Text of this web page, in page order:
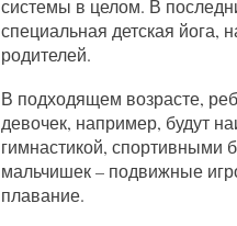
системы в целом. В
специальная детская йога,
родителей.
В подходящем возрасте,
девочек, например, будут
гимнастикой,
мальчишек – подвижные
плавание.